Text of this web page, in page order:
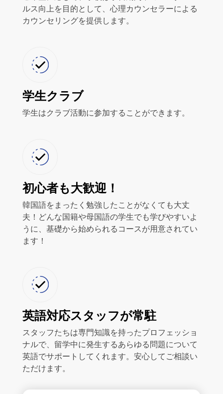
ルス向上を目的として、心理カウンセラーによる
カウンセリングを提供します。
学生クラブ
学生はクラブ活動に参加することができます。
初心者も大歓迎！
韓国語をまったく勉強したことがなくても大丈
夫！どんな国籍や母国語の学生でも学びやすいよ
うに、基礎から始められるコースが用意されてい
ます！
英語対応スタッフが常駐
スタッフたちは専門知識を持ったプロフェッショ
ナルで、留学中に発生するあらゆる問題について
英語でサポートしてくれます。安心してご相談い
ただけます。